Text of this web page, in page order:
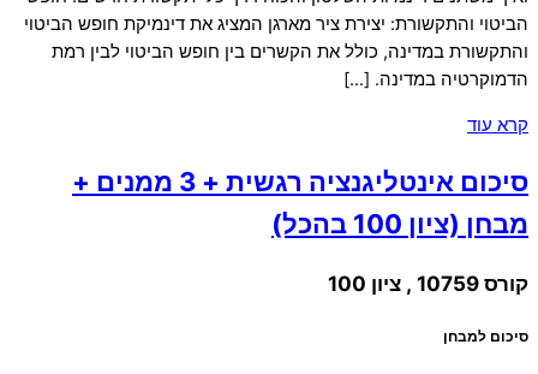
הביטוי והתקשורת: יצירת ציר מארגן המציג את דינמיקת חופש הביטוי
והתקשורת במדינה, כולל את הקשרים בין חופש הביטוי לבין רמת
הדמוקרטיה במדינה. […]
קרא עוד
סיכום אינטליגנציה רגשית + 3 ממנים +
מבחן (ציון 100 בהכל)
קורס 10759 , ציון 100
סיכום למבחן